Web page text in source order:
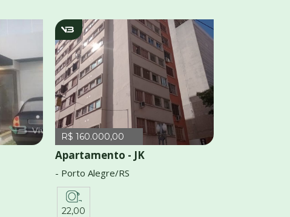
v4074
R$ 160.000,00
Apartamento - JK
- Porto Alegre/RS
22,00